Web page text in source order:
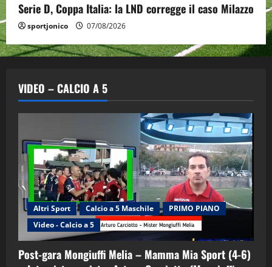
Serie D, Coppa Italia: la LND corregge il caso Milazzo
sportjonico 07/08/2026
VIDEO – CALCIO A 5
Altri Sport Calcio a 5 Maschile
PRIMO PIANO
Video - Calcio a 5
Post-gara Mongiuffi Melia – Mamma Mia Sport (4-6)